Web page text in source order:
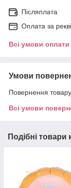
Післяплата
Оплата за
Всі умови оплати
Умови
Повернення
Всі умови
Подібні товари